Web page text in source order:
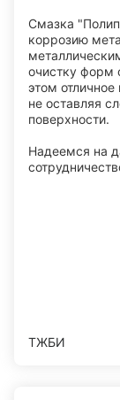
Смазка
коррозию
очистку форм
этом
не оставляя
поверхности.
Надеемся на
ТЖБИ